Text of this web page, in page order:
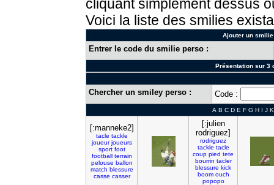
cliquant simplement dessus
Voici la liste des smilies
Ajouter un
Entrer le code du smilie perso :
Présentation sur 3
Chercher un smiley perso : Code :
A B C D E F G H I J K
[:manneke2]
tacle tackle
joueur joueurs
sport foot
football terrain
pelouse ballon
match blessure
casse casser
[:julien
rodriguez]
rodriguez
tackle tacle
coup pied tete
bourrin tacler
blessure kick
boom ouch
popopo